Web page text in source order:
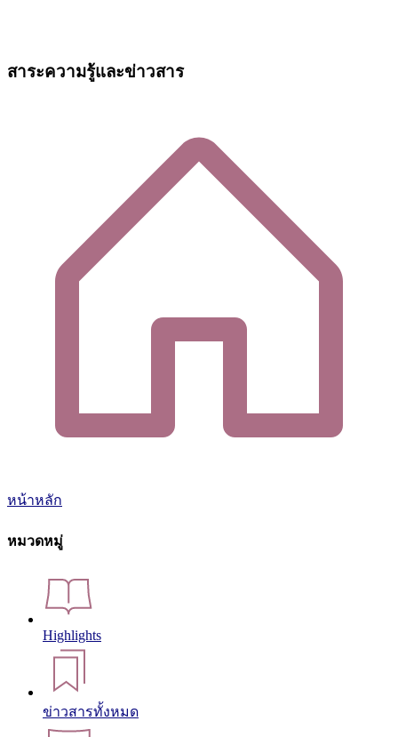
สาระความรู้และข่าวสาร
หน้าหลัก
หมวดหมู่
Highlights
ข่าวสารทั้งหมด